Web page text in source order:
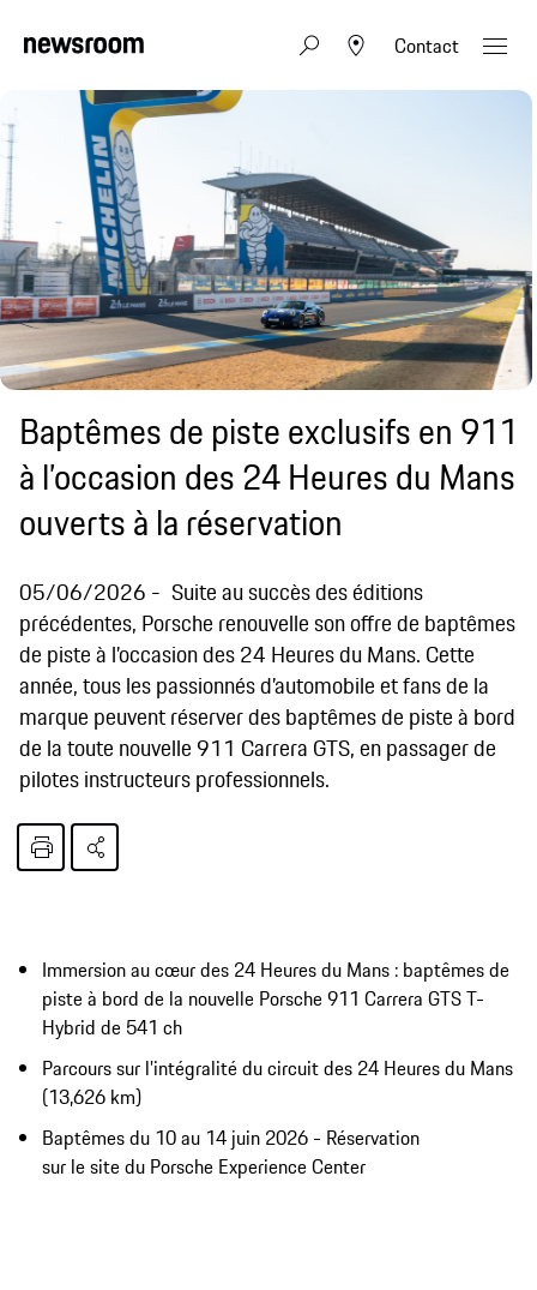
Contact
Baptêmes de piste exclusifs en 911
à l’occasion des 24 Heures du Mans
ouverts à la réservation
05/06/2026
Suite au succès des éditions
précédentes, Porsche renouvelle son offre de baptêmes
de piste à l’occasion des 24 Heures du Mans. Cette
année, tous les passionnés d’automobile et fans de la
marque peuvent réserver des baptêmes de piste à bord
de la toute nouvelle 911 Carrera GTS, en passager de
pilotes instructeurs professionnels.
Immersion au cœur des 24 Heures du Mans : baptêmes de
piste à bord de la nouvelle Porsche 911 Carrera GTS T-
Hybrid de 541 ch
Parcours sur l’intégralité du circuit des 24 Heures du Mans
(13,626 km)
Baptêmes du 10 au 14 juin 2026 - Réservation
sur le site du Porsche Experience Center